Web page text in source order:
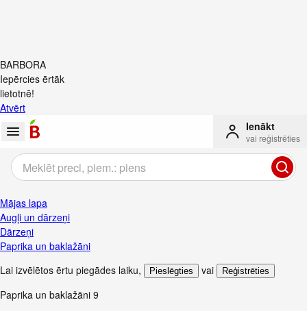
BARBORA
Iepērcies ērtāk
lietotnē!
Atvērt
Ienākt
vai reģistrēties
Mājas lapa
Augļi un dārzeņi
Dārzeņi
Paprika un baklažāni
Lai izvēlētos ērtu piegādes laiku, Pieslēgties vai Reģistrēties
Paprika un baklažāni 9